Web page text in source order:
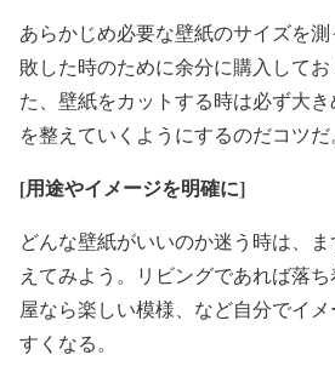
あらかじめ必要な壁紙のサイズを
敗した時のために余分に購入して
た、壁紙をカットする時は必ず大
を整えていくようにするのだコツだ
[用途やイメージを明確に]
どんな壁紙がいいのか迷う時は、
えてみよう。リビングであれば落
屋なら楽しい模様、など自分でイ
すくなる。